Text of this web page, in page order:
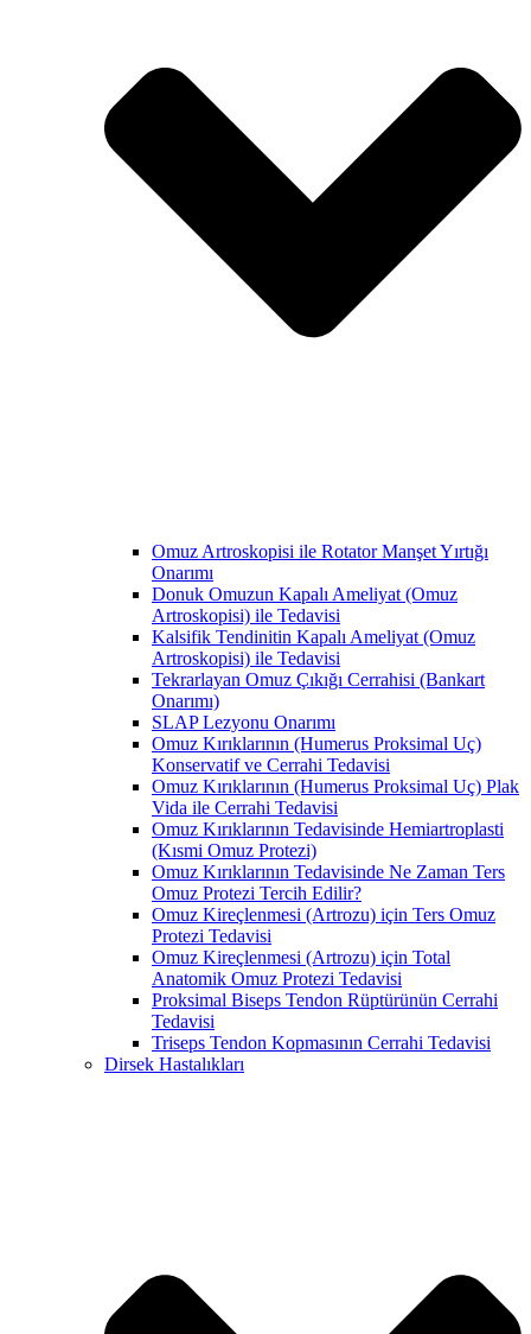
Omuz Artroskopisi ile Rotator Manşet Yırtığı
Onarımı
Donuk Omuzun Kapalı Ameliyat (Omuz
Artroskopisi) ile Tedavisi
Kalsifik Tendinitin Kapalı Ameliyat (Omuz
Artroskopisi) ile Tedavisi
Tekrarlayan Omuz Çıkığı Cerrahisi (Bankart
Onarımı)
SLAP Lezyonu Onarımı
Omuz Kırıklarının (Humerus Proksimal Uç)
Konservatif ve Cerrahi Tedavisi
Omuz Kırıklarının (Humerus Proksimal Uç) Plak
Vida ile Cerrahi Tedavisi
Omuz Kırıklarının Tedavisinde Hemiartroplasti
(Kısmi Omuz Protezi)
Omuz Kırıklarının Tedavisinde Ne Zaman Ters
Omuz Protezi Tercih Edilir?
Omuz Kireçlenmesi (Artrozu) için Ters Omuz
Protezi Tedavisi
Omuz Kireçlenmesi (Artrozu) için Total
Anatomik Omuz Protezi Tedavisi
Proksimal Biseps Tendon Rüptürünün Cerrahi
Tedavisi
Triseps Tendon Kopmasının Cerrahi Tedavisi
Dirsek Hastalıkları